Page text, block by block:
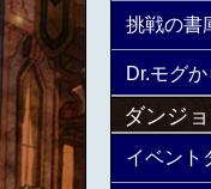
挑戦の書
Dr.モグ
ダンジ
イベント